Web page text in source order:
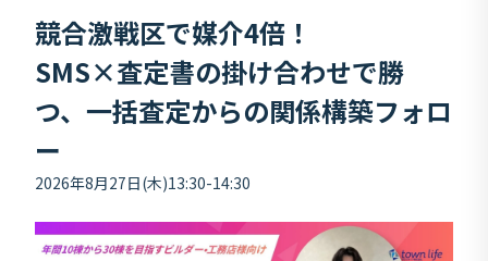
競合激戦区で媒介4倍！
SMS×査定書の掛け合わせで勝
つ、一括査定からの関係構築フォロ
ー
2026年8月27日(木)13:30-14:30